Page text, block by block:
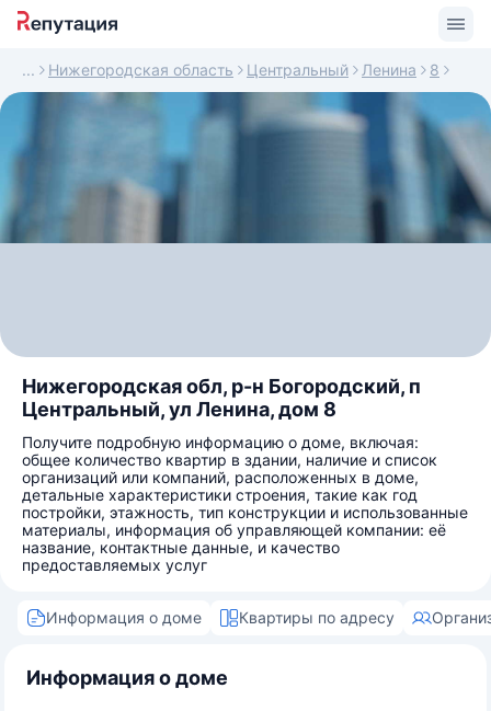
Нижегородская область Центральный Ленина 8
Нижегородская обл, р-н Богородский, п
Центральный, ул Ленина, дом 8
Получите подробную информацию о доме, включая:
общее количество квартир в здании, наличие и список
организаций или компаний, расположенных в доме,
детальные характеристики строения, такие как год
постройки, этажность, тип конструкции и использованные
материалы, информация об управляющей компании: её
название, контактные данные, и качество
предоставляемых услуг
Информация о доме Квартиры по адресу
Информация о доме